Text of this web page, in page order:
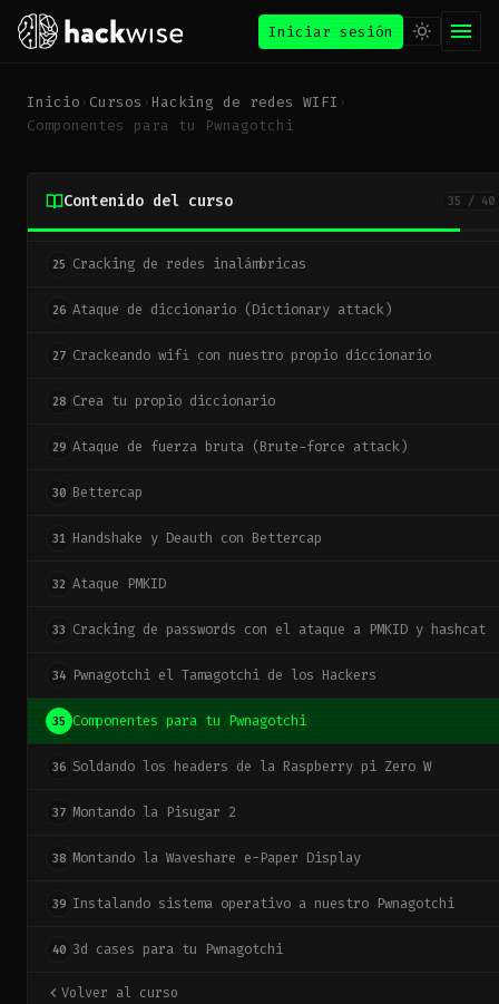
Iniciar sesión
Inicio › Cursos › Hacking de redes WIFI ›
Componentes para tu Pwnagotchi
Contenido del curso 35 / 40
20 Modo monitor
22 Hacking WIFI - Handshake
25 Cracking de redes inalámbricas
26 Ataque de diccionario (Dictionary attack)
27 Crackeando wifi con nuestro propio diccionario
28 Crea tu propio diccionario
29 Ataque de fuerza bruta (Brute-force attack)
30 Bettercap
31 Handshake y Deauth con Bettercap
32 Ataque PMKID
33 Cracking de passwords con el ataque a PMKID y hashcat
34 Pwnagotchi el Tamagotchi de los Hackers
35 Componentes para tu Pwnagotchi
36 Soldando los headers de la Raspberry pi Zero W
37 Montando la Pisugar 2
38 Montando la Waveshare e-Paper Display
39 Instalando sistema operativo a nuestro Pwnagotchi
40 3d cases para tu Pwnagotchi
Volver al curso